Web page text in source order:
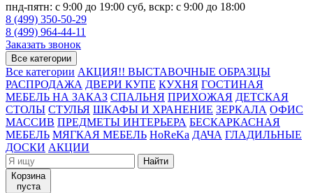
пнд-пятн: с 9:00 до 19:00 суб, вскр: с 9:00 до 18:00
8 (499) 350-50-29
8 (499) 964-44-11
Заказать звонок
Все категории
Все категории АКЦИЯ!! ВЫСТАВОЧНЫЕ ОБРАЗЦЫ
РАСПРОДАЖА ДВЕРИ КУПЕ КУХНЯ ГОСТИНАЯ
МЕБЕЛЬ НА ЗАКАЗ СПАЛЬНЯ ПРИХОЖАЯ ДЕТСКАЯ
СТОЛЫ СТУЛЬЯ ШКАФЫ И ХРАНЕНИЕ ЗЕРКАЛА ОФИС
МАССИВ ПРЕДМЕТЫ ИНТЕРЬЕРА БЕСКАРКАСНАЯ
МЕБЕЛЬ МЯГКАЯ МЕБЕЛЬ HoReKa ДАЧА ГЛАДИЛЬНЫЕ
ДОСКИ АКЦИИ
Найти
Корзина
пуста